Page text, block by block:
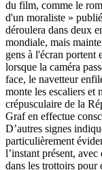
du film, comme le
d'un moraliste »
déroulera dans deux
mondiale, mais
gens à l'écran portent
lorsque la caméra
face, le navetteur
monte les escaliers et
crépusculaire de la
Graf en effectue
D’autres signes
particulièrement
l’instant présent,
dans les trottoirs pour